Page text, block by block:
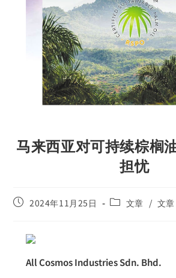
马来西亚对可持续棕榈
担忧
2024年11月25日 文章 / 文
All Cosmos Industries Sdn. Bhd.